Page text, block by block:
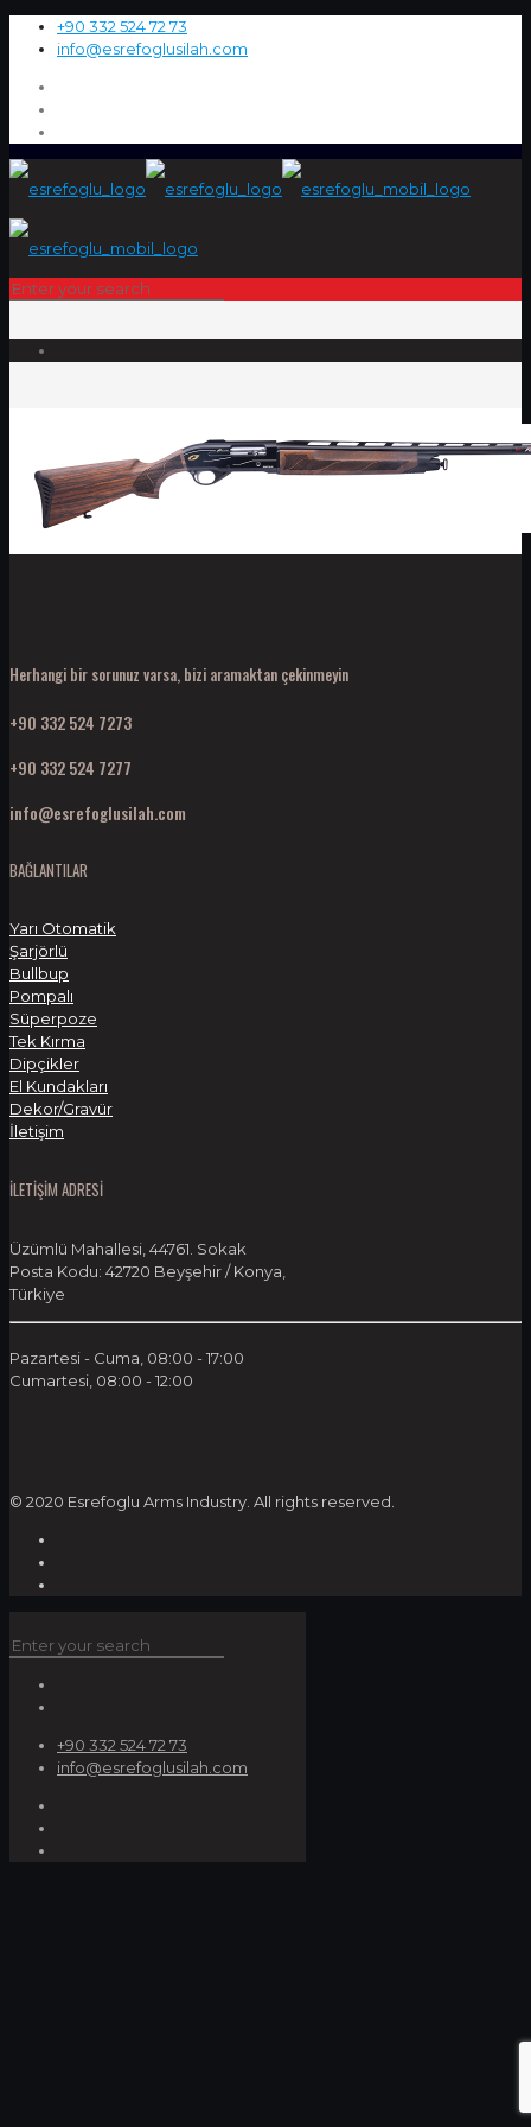
+90 332 524 72 73
info@esrefoglusilah.com
Herhangi bir sorunuz varsa, bizi aramaktan çekinmeyin
+90 332 524 7273
+90 332 524 7277
info@esrefoglusilah.com
BAĞLANTILAR
Yarı Otomatik
Şarjörlü
Bullbup
Pompalı
Süperpoze
Tek Kırma
Dipçikler
El Kundakları
Dekor/Gravür
İletişim
İLETİŞİM ADRESİ
Üzümlü Mahallesi, 44761. Sokak
Posta Kodu: 42720 Beyşehir / Konya,
Türkiye
Pazartesi - Cuma, 08:00 - 17:00
Cumartesi, 08:00 - 12:00
© 2020 Esrefoglu Arms Industry. All rights reserved.
+90 332 524 72 73
info@esrefoglusilah.com